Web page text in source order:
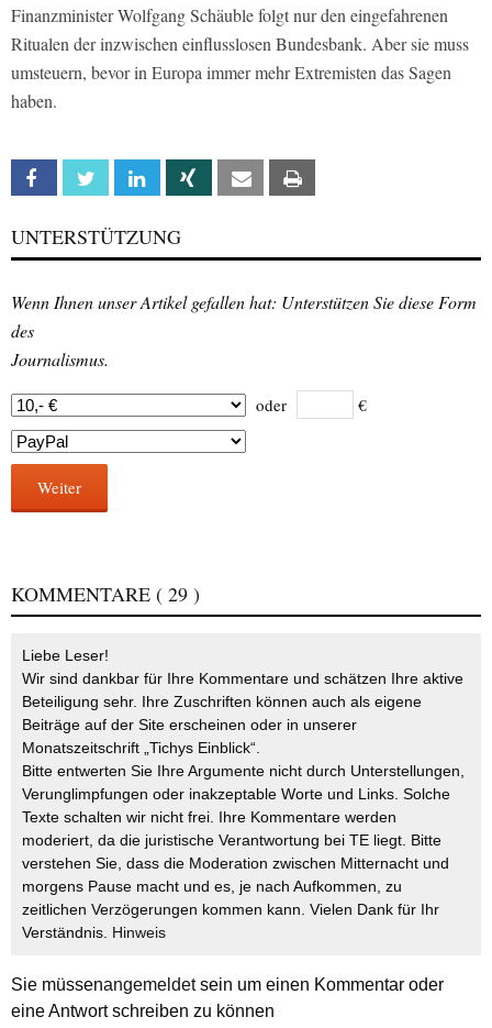
Finanzminister Wolfgang Schäuble folgt nur den eingefahrenen
Ritualen der inzwischen einflusslosen Bundesbank. Aber sie muss
umsteuern, bevor in Europa immer mehr Extremisten das Sagen
haben.
Facebook Twitter Linkedin Xing Email
UNTERSTÜTZUNG
Wenn Ihnen unser Artikel gefallen hat: Unterstützen Sie diese Form
des
Journalismus.
oder €
Weiter
KOMMENTARE ( 29 )
Liebe Leser!
Wir sind dankbar für Ihre Kommentare und schätzen Ihre aktive
Beteiligung sehr. Ihre Zuschriften können auch als eigene
Beiträge auf der Site erscheinen oder in unserer
Monatszeitschrift „Tichys Einblick“.
Bitte entwerten Sie Ihre Argumente nicht durch Unterstellungen,
Verunglimpfungen oder inakzeptable Worte und Links. Solche
Texte schalten wir nicht frei. Ihre Kommentare werden
moderiert, da die juristische Verantwortung bei TE liegt. Bitte
verstehen Sie, dass die Moderation zwischen Mitternacht und
morgens Pause macht und es, je nach Aufkommen, zu
zeitlichen Verzögerungen kommen kann. Vielen Dank für Ihr
Verständnis. Hinweis
Sie müssenangemeldetsein um einen Kommentar oder
eine Antwort schreiben zu können